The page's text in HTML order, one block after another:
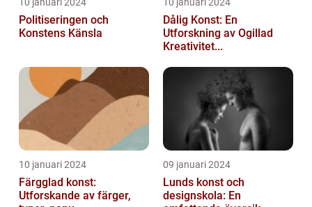
Politiseringen och
Konstens Känsla
Dålig Konst: En
Utforskning av Ogillad
Kreativitet...
10 januari 2024
Färgglad konst:
Utforskande av färger,
09 januari 2024
Lunds konst och
designskola: En